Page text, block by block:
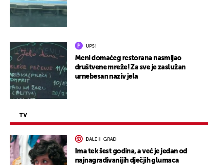
UPS!
Meni domaćeg restorana nasmijao
društvene mreže! Za sve je zaslužan
urnebesan naziv jela
TV
DALEKI GRAD
Ima tek šest godina, a već je jedan od
najnagrađivanijih dječjih glumaca